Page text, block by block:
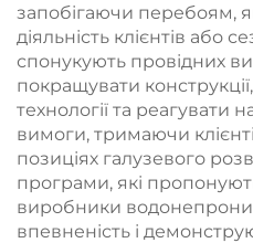
запобігаючи перебоям,
діяльність клієнтів або
спонукують провідних
покращувати
технології та реагувати
вимоги, тримаючи
позиціях галузевого
програми, які
виробники
впевненість і